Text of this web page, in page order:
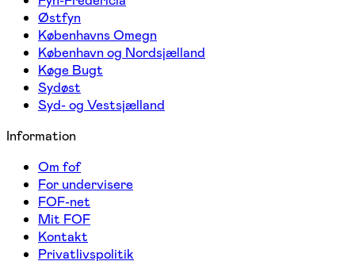
Østfyn
Københavns Omegn
København og Nordsjælland
Køge Bugt
Sydøst
Syd- og Vestsjælland
Information
Om fof
For undervisere
FOF-net
Mit FOF
Kontakt
Privatlivspolitik